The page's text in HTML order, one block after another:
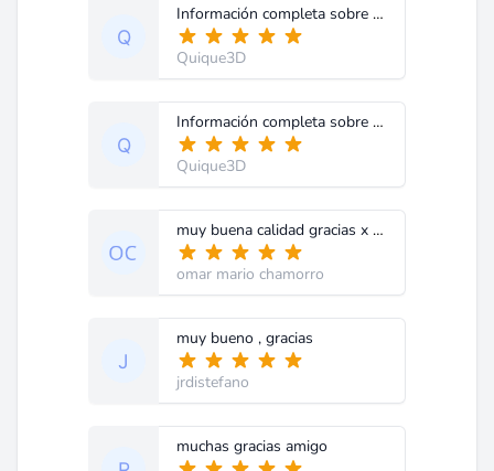
Información completa sobre el chassis Philips L04U. Sería bueno tener un buscador dentro de cada item para no tener que revisar uno por uno.
Quique3D
Información completa sobre el chassis Philips L04U. Sería bueno tener un buscador dentro de cada item para no tener que revisar uno por uno.
Quique3D
muy buena calidad gracias x el servicio
omar mario chamorro
muy bueno , gracias
jrdistefano
muchas gracias amigo